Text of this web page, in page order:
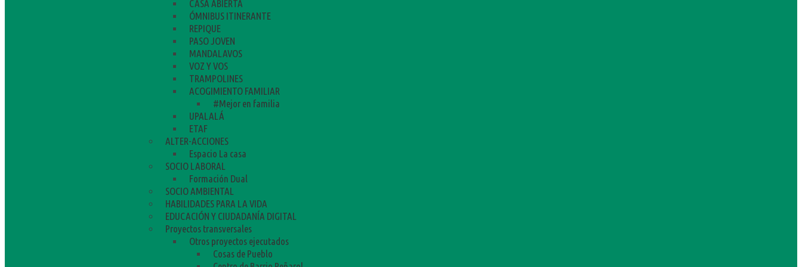
CASA ABIERTA
ÓMNIBUS ITINERANTE
REPIQUE
PASO JOVEN
MANDALAVOS
VOZ Y VOS
TRAMPOLINES
ACOGIMIENTO FAMILIAR
#Mejor en familia
UPALALÁ
ETAF
ALTER-ACCIONES
Espacio La casa
SOCIO LABORAL
Formación Dual
SOCIO AMBIENTAL
HABILIDADES PARA LA VIDA
EDUCACIÓN Y CIUDADANÍA DIGITAL
Proyectos transversales
Otros proyectos ejecutados
Cosas de Pueblo